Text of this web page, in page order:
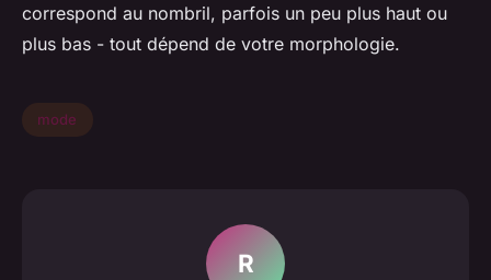
correspond au nombril, parfois un peu plus haut ou
plus bas - tout dépend de votre morphologie.
mode
R